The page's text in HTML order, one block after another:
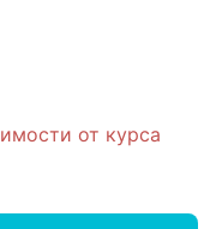
от курса